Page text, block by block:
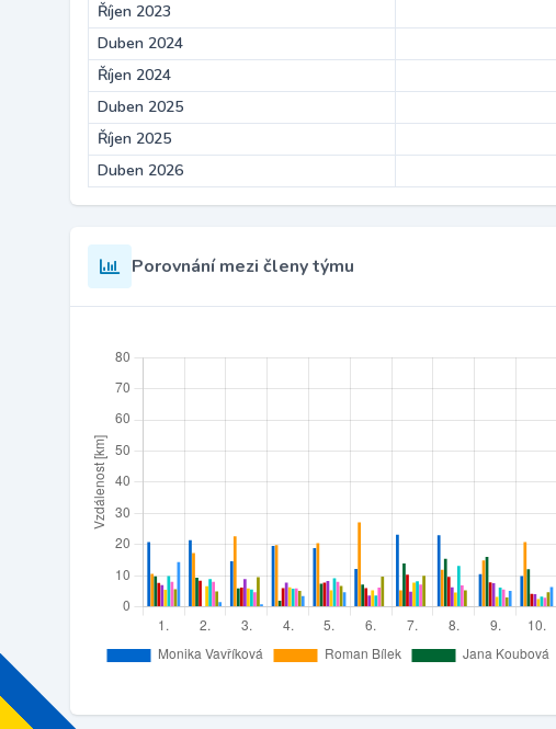
Říjen 2023
Duben 2024
Říjen 2024
Duben 2025
Říjen 2025
Duben 2026
Porovnání mezi členy týmu